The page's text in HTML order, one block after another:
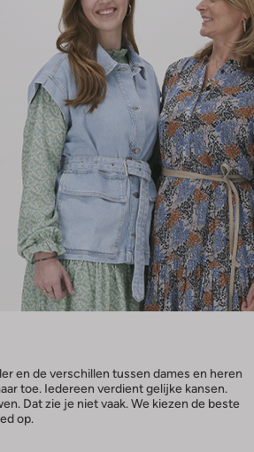
en de verschillen tussen dames en heren
toe. Iedereen verdient gelijke kansen.
Dat zie je niet vaak. We kiezen de beste
op.